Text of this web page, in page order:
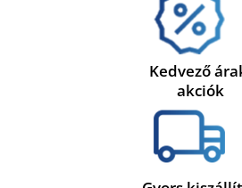
Kedvező
akciók